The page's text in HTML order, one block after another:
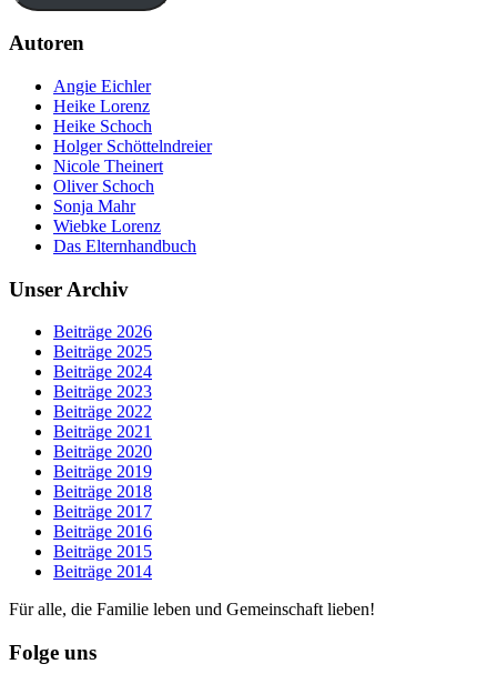
Autoren
Angie Eichler
Heike Lorenz
Heike Schoch
Holger Schöttelndreier
Nicole Theinert
Oliver Schoch
Sonja Mahr
Wiebke Lorenz
Das Elternhandbuch
Unser Archiv
Beiträge 2026
Beiträge 2025
Beiträge 2024
Beiträge 2023
Beiträge 2022
Beiträge 2021
Beiträge 2020
Beiträge 2019
Beiträge 2018
Beiträge 2017
Beiträge 2016
Beiträge 2015
Beiträge 2014
Für alle, die Familie leben und Gemeinschaft lieben!
Folge uns